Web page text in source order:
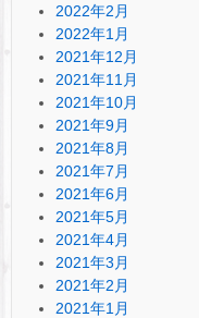
2022年2月
2022年1月
2021年12月
2021年11月
2021年10月
2021年9月
2021年8月
2021年7月
2021年6月
2021年5月
2021年4月
2021年3月
2021年2月
2021年1月